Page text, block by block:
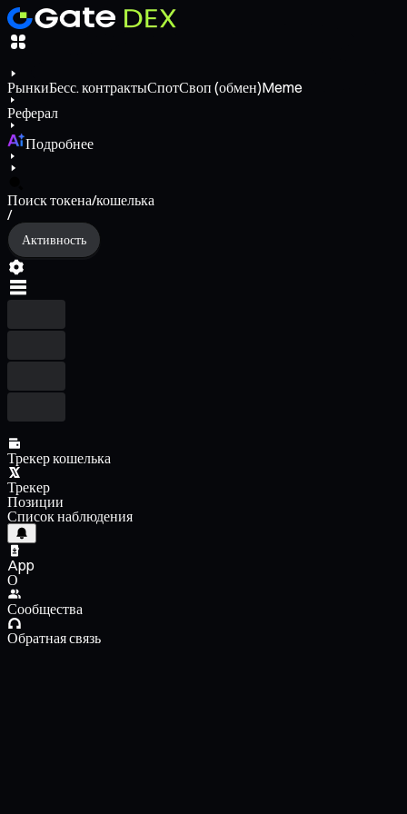
РынкиБесс. контрактыСпотСвоп (обмен)Meme
Реферал
Подробнее
Поиск токена/кошелька
/
Активность
Трекер кошелька
Трекер
Позиции
Список наблюдения
App
О
Сообщества
Обратная связь